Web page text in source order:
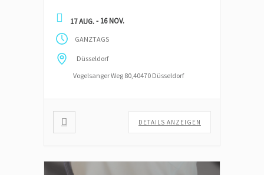
angeboten. Die Zeit für die
Vorbereitung sind mindestens 4
Monate inkl. der schriftlichen und
mündlichen Prüfung bei einer IHK.
Staatliche Förderung durch einen
17 AUG.- 16 NOV.
GANZTAGS
Düsseldorf
Vogelsanger Weg 80,40470 Düsseldorf
DETAILS ANZEIGEN